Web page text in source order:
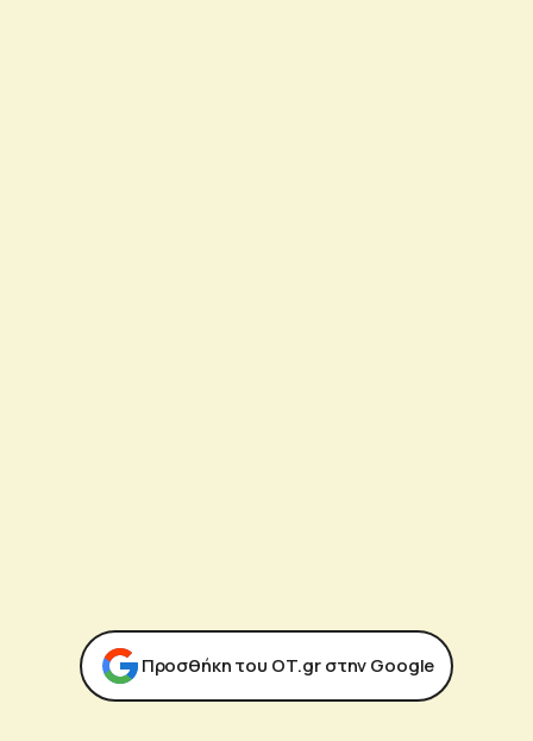
Προσθήκη του ΟΤ.gr στην Google